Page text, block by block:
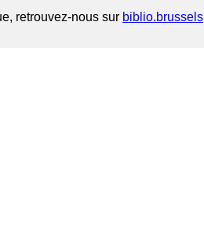
retrouvez-nous sur biblio.brussels